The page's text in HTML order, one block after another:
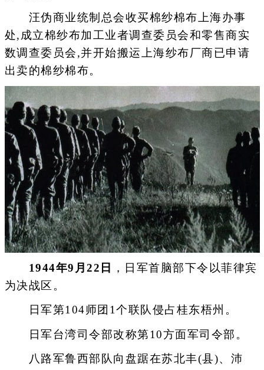
汪伪商业统制总会收买棉纱棉布上海办事
处,成立棉纱布加工业者调查委员会和零售商实
数调查委员会,并开始搬运上海纱布厂商已申请
出卖的棉纱棉布。
1944年9月22日
，日军首脑部下令以菲律宾
为决战区。
日军第104师团1个联队侵占桂东梧州。
日军台湾司令部改称第10方面军司令部。
八路军鲁西部队向盘踞在苏北丰(县)、沛